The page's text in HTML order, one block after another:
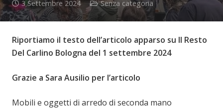
3 Settembre 2024 Senza categoria
Riportiamo il testo dell’articolo apparso su Il Resto
Del Carlino Bologna del 1 settembre 2024
Grazie a Sara Ausilio per l’articolo
Mobili e oggetti di arredo di seconda mano